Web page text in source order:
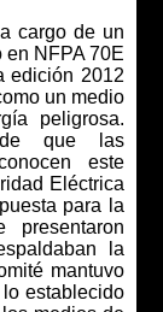
cargo de un
NFPA 70E
edición 2012
un medio
peligrosa.
de que las
este
Eléctrica
para la
presentaron
la
mantuvo
establecido